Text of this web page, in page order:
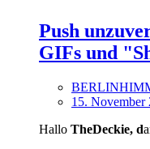
Push
GIFs und
15. November
Hallo TheDeckie, d